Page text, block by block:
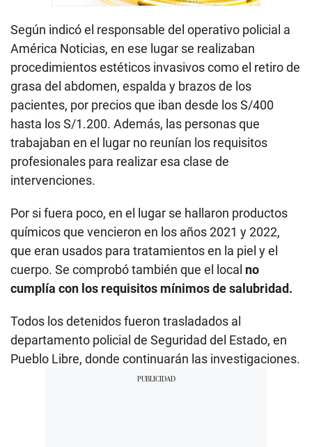
e
o
n
d
s
Según indicó el responsable del operativo policial a
América Noticias, en ese lugar se realizaban
procedimientos estéticos invasivos como el retiro de
grasa del abdomen, espalda y brazos de los
pacientes, por precios que iban desde los S/400
hasta los S/1.200. Además, las personas que
trabajaban en el lugar no reunían los requisitos
profesionales para realizar esa clase de
intervenciones.
Por si fuera poco, en el lugar se hallaron productos
químicos que vencieron en los años 2021 y 2022,
que eran usados para tratamientos en la piel y el
cuerpo. Se comprobó también que el local no
cumplía con los requisitos mínimos de salubridad.
Todos los detenidos fueron trasladados al
departamento policial de Seguridad del Estado, en
Pueblo Libre, donde continuarán las investigaciones.